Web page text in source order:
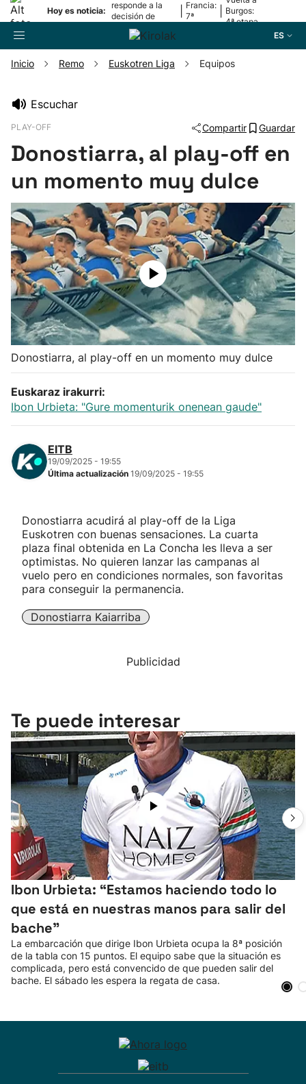
Hoy es noticia:
responde a la
decisión de
Oriamendi
Francia:
7ª
Burgos:
4ª etapa
ES
Pelota
Remo
Baloncesto
Ciclismo
Herri-kirolak
Balonmano
Kirolak 360
Atletismo
Carreras de montaña
Más deportes
"Helmuga"
Inicio Remo Euskotren Liga Equipos
Escuchar
PLAY-OFF Compartir Guardar
Donostiarra, al play-off en
un momento muy dulce
Donostiarra, al play-off en un momento muy dulce
Euskaraz irakurri:
Ibon Urbieta: "Gure momenturik onenean gaude"
EITB
19/09/2025 - 19:55
Última actualización 19/09/2025 - 19:55
Donostiarra acudirá al play-off de la Liga
Euskotren con buenas sensaciones. La cuarta
plaza final obtenida en La Concha les lleva a ser
optimistas. No quieren lanzar las campanas al
vuelo pero en condiciones normales, son favoritas
para conseguir la permanencia.
Donostiarra Kaiarriba
Publicidad
Te puede interesar
Ibon Urbieta: “Estamos haciendo todo lo
que está en nuestras manos para salir del
bache"
La embarcación que dirige Ibon Urbieta ocupa la 8ª posición
de la tabla con 15 puntos. El equipo sabe que la situación es
complicada, pero está convencido de que pueden salir del
bache. El sábado les espera la regata de casa.